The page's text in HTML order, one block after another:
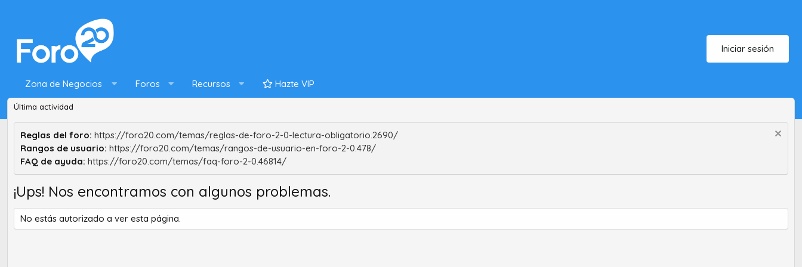
Iniciar sesión
Zona de Negocios Foros Recursos Hazte VIP
Última actividad
Reglas del foro: https://foro20.com/temas/reglas-de-foro-2-0-lectura-obligatorio.2690/
Rangos de usuario: https://foro20.com/temas/rangos-de-usuario-en-foro-2-0.478/
FAQ de ayuda: https://foro20.com/temas/faq-foro-2-0.46814/
¡Ups! Nos encontramos con algunos problemas.
No estás autorizado a ver esta página.